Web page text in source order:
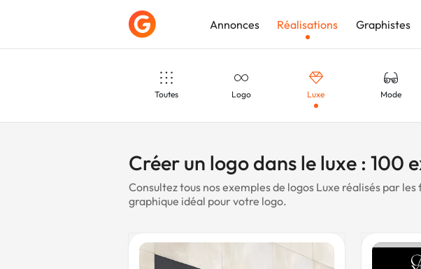
Annonces Réalisations Graphistes
Déposer une annonce
Toutes Logo Luxe Mode
Électricien Musique
Avocat Ostéopathe
Créer un logo dans le luxe : 100
Consultez tous nos exemples de logos Luxe réalisés par
graphique idéal pour votre logo.